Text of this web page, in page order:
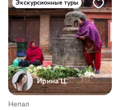
Экскурсионные туры
Ирина Ц.
Непал